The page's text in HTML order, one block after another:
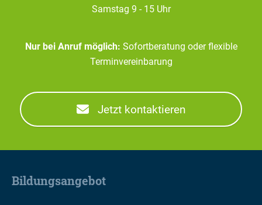
Samstag 9 - 15 Uhr
Nur bei Anruf möglich: Sofortberatung oder flexible
Terminvereinbarung
Jetzt kontaktieren
Bildungsangebot